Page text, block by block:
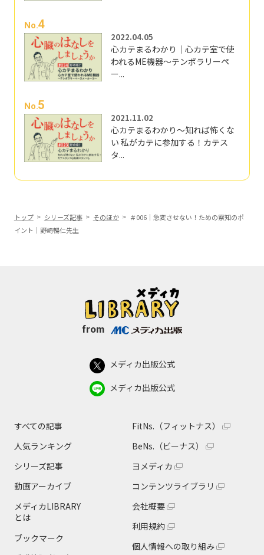
No.4
2022.04.05
心カテまるわかり｜心カテ室で使
われるME機器～テンポラリーペ
ー...
No.5
2021.11.02
心カテまるわかり～知れば怖くな
い 私がカテに参加する！カテス
タ...
トップ シリーズ記事 そのほか
＃006｜急変させない！ための察知のポ
イント｜野崎暢仁先生
from
メディカ出版公式
メディカ出版公式
すべての記事
人気ランキング
シリーズ記事
動画アーカイブ
メディカLIBRARY
とは
ブックマーク
FitNs.（フィットナス）
BeNs.（ビーナス）
ヨメディカ
コンテンツライブラリ
会社概要
利用規約
個人情報への取り組み